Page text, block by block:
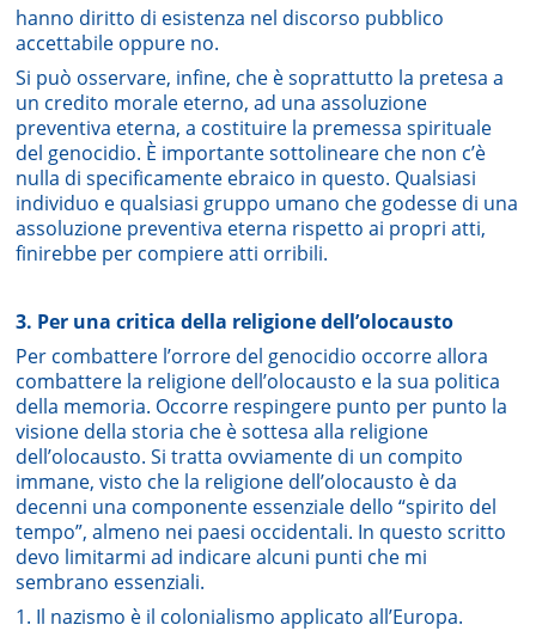
hanno diritto di esistenza nel discorso pubblico
accettabile oppure no.
Si può osservare, infine, che è soprattutto la pretesa a
un credito morale eterno, ad una assoluzione
preventiva eterna, a costituire la premessa spirituale
del genocidio. È importante sottolineare che non c’è
nulla di specificamente ebraico in questo. Qualsiasi
individuo e qualsiasi gruppo umano che godesse di una
assoluzione preventiva eterna rispetto ai propri atti,
finirebbe per compiere atti orribili.
3. Per una critica della religione dell’olocausto
Per combattere l’orrore del genocidio occorre allora
combattere la religione dell’olocausto e la sua politica
della memoria. Occorre respingere punto per punto la
visione della storia che è sottesa alla religione
dell’olocausto. Si tratta ovviamente di un compito
immane, visto che la religione dell’olocausto è da
decenni una componente essenziale dello “spirito del
tempo”, almeno nei paesi occidentali. In questo scritto
devo limitarmi ad indicare alcuni punti che mi
sembrano essenziali.
1. Il nazismo è il colonialismo applicato all’Europa.